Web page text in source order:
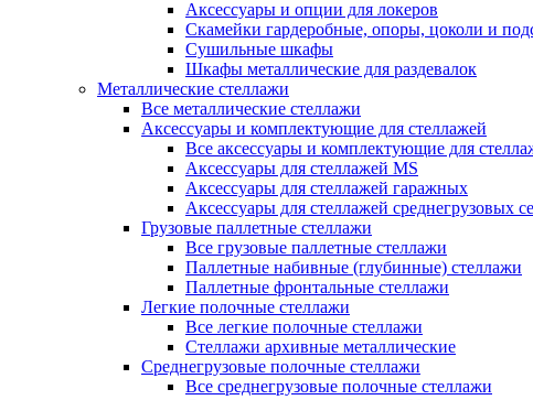
Аксессуары и опции для локеров
Скамейки гардеробные, опоры, цоколи и
Сушильные шкафы
Шкафы металлические для раздевалок
Металлические стеллажи
Все металлические стеллажи
Аксессуары и комплектующие для стеллажей
Все аксессуары и комплектующие для
Аксессуары для стеллажей MS
Аксессуары для стеллажей гаражных
Аксессуары для стеллажей среднегрузовых
Грузовые паллетные стеллажи
Все грузовые паллетные стеллажи
Паллетные набивные (глубинные) стеллажи
Паллетные фронтальные стеллажи
Легкие полочные стеллажи
Все легкие полочные стеллажи
Стеллажи архивные металлические
Среднегрузовые полочные стеллажи
Все среднегрузовые полочные стеллажи